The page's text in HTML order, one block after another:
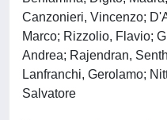
Canzonieri, Vincenzo;
Marco; Rizzolio, Flavio;
Andrea; Rajendran,
Lanfranchi, Gerolamo;
Salvatore